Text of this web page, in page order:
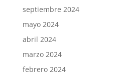
septiembre 2024
mayo 2024
abril 2024
marzo 2024
febrero 2024